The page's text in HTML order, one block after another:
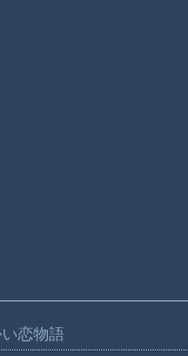
恋物語